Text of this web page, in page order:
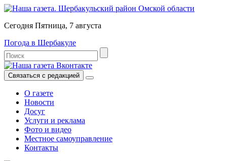
Сегодня Пятница, 7 августа
Погода в Шербакуле
Связаться с редакцией
О газете
Новости
Досуг
Услуги и реклама
Фото и видео
Местное самоуправление
Контакты